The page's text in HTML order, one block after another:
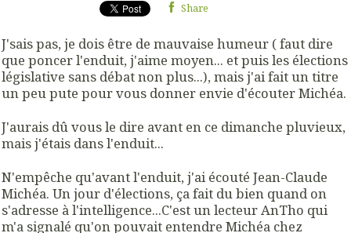
Share
J'sais pas, je dois être de mauvaise humeur ( faut dire
que poncer l'enduit, j'aime moyen... et puis les élections
législative sans débat non plus...), mais j'ai fait un titre
un peu pute pour vous donner envie d'écouter Michéa.
J'aurais dû vous le dire avant en ce dimanche pluvieux,
mais j'étais dans l'enduit...
N'empêche qu'avant l'enduit, j'ai écouté Jean-Claude
Michéa. Un jour d'élections, ça fait du bien quand on
s'adresse à l'intelligence...C'est un lecteur AnTho qui
m'a signalé qu'on pouvait entendre Michéa chez